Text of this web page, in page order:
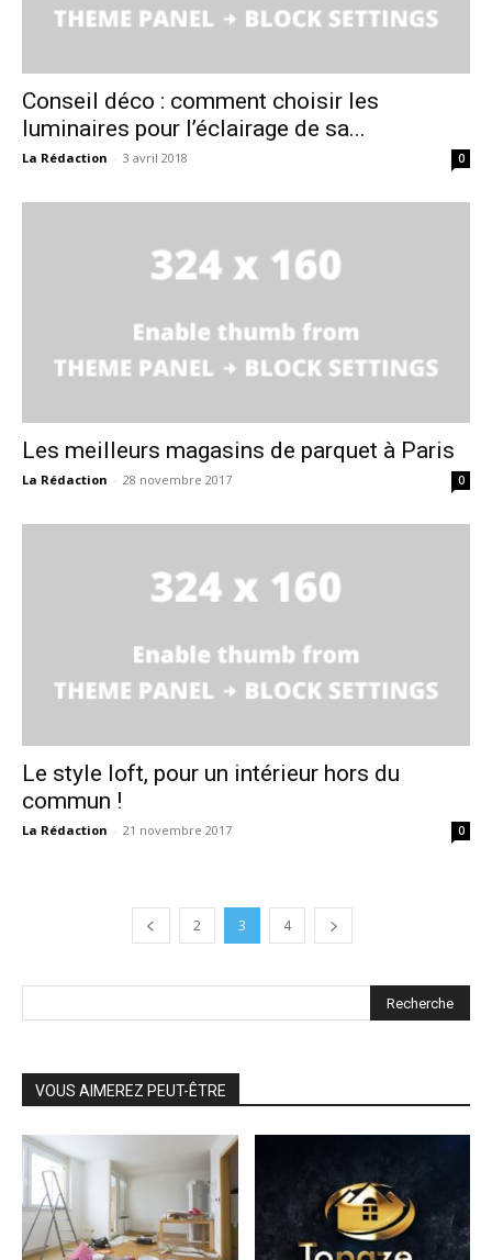
Conseil déco : comment choisir les
luminaires pour l’éclairage de sa...
La Rédaction - 3 avril 2018 0
Les meilleurs magasins de parquet à Paris
La Rédaction - 28 novembre 2017 0
Le style loft, pour un intérieur hors du
commun !
La Rédaction - 21 novembre 2017 0
2 3 4
VOUS AIMEREZ PEUT-ÊTRE